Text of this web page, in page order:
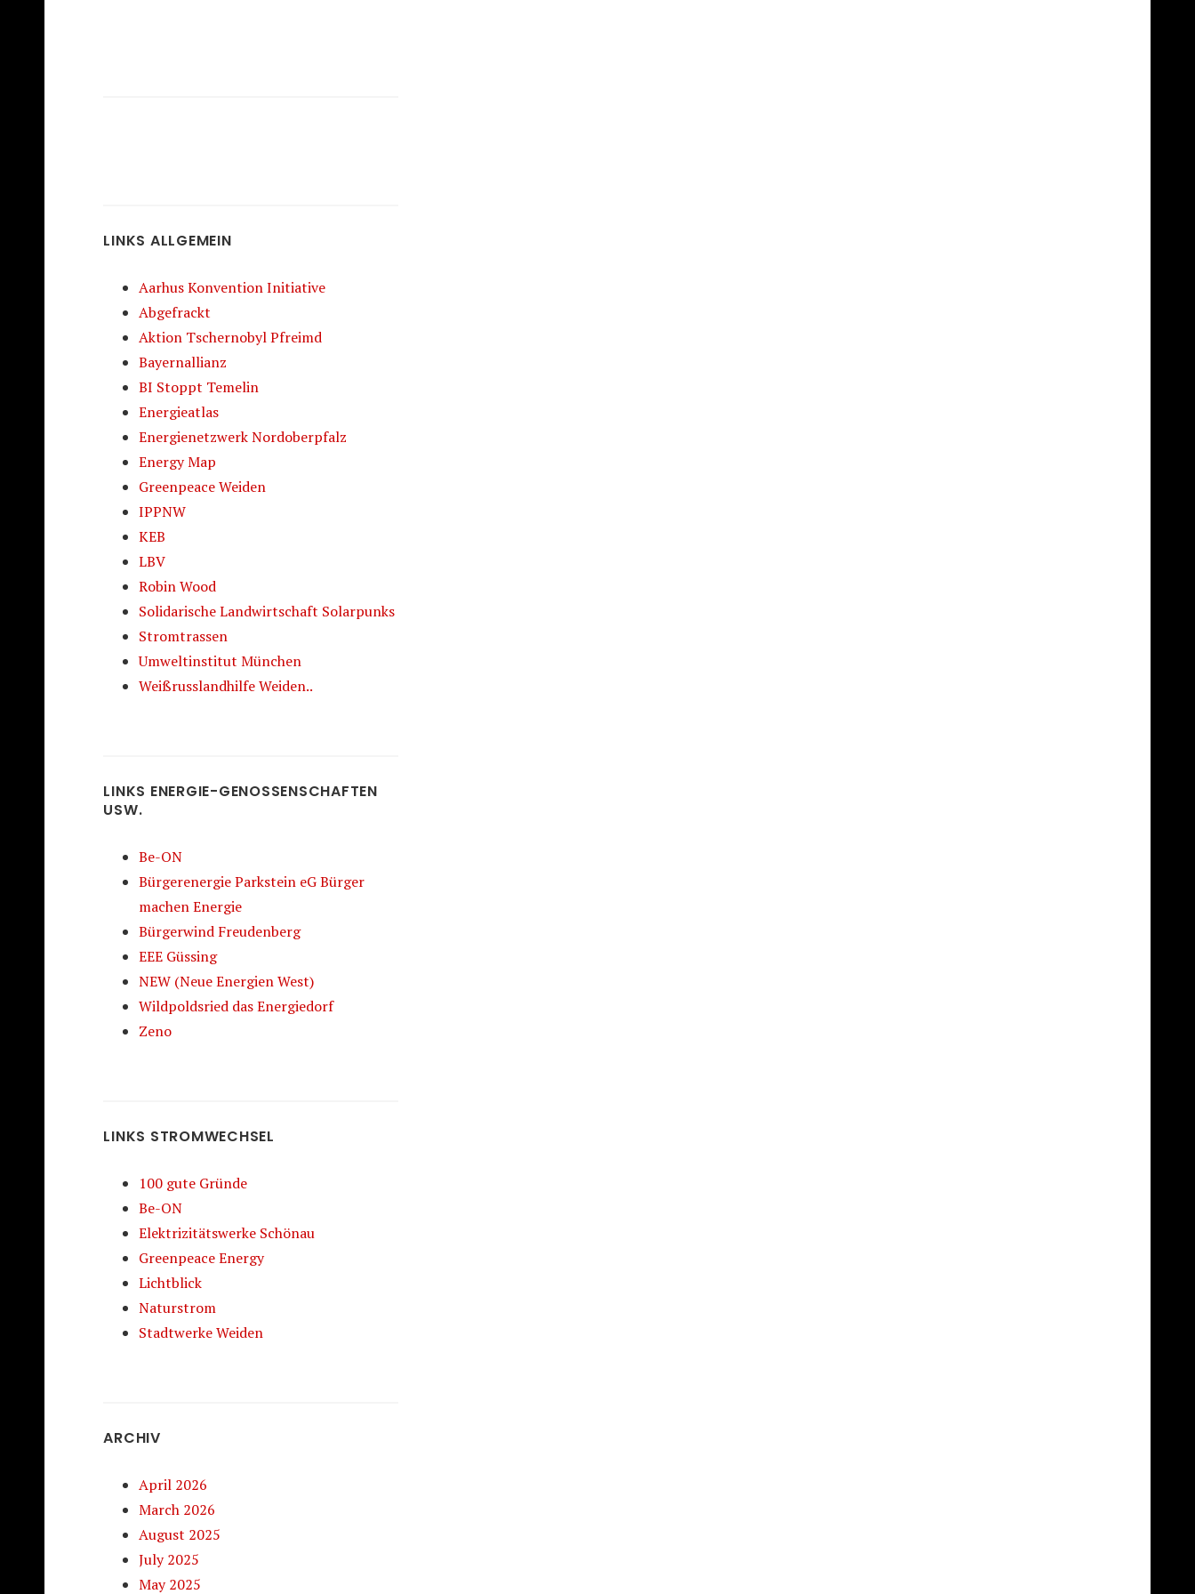
LINKS ALLGEMEIN
Aarhus Konvention Initiative
Abgefrackt
Aktion Tschernobyl Pfreimd
Bayernallianz
BI Stoppt Temelin
Energieatlas
Energienetzwerk Nordoberpfalz
Energy Map
Greenpeace Weiden
IPPNW
KEB
LBV
Robin Wood
Solidarische Landwirtschaft Solarpunks
Stromtrassen
Umweltinstitut München
Weißrusslandhilfe Weiden..
LINKS ENERGIE-GENOSSENSCHAFTEN
USW.
Be-ON
Bürgerenergie Parkstein eG Bürger
machen Energie
Bürgerwind Freudenberg
EEE Güssing
NEW (Neue Energien West)
Wildpoldsried das Energiedorf
Zeno
LINKS STROMWECHSEL
100 gute Gründe
Be-ON
Elektrizitätswerke Schönau
Greenpeace Energy
Lichtblick
Naturstrom
Stadtwerke Weiden
ARCHIV
April 2026
March 2026
August 2025
July 2025
May 2025